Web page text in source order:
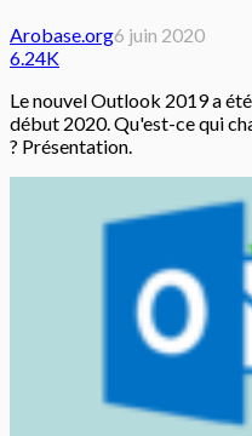
Arobase.org6 juin 2020
6.24K
Le nouvel Outlook 2019 a
début 2020. Qu'est-ce qui
? Présentation.